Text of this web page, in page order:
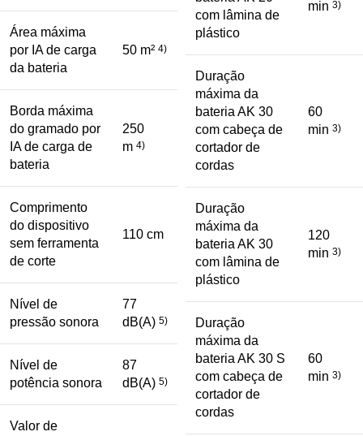
Área máxima
por IA de carga
da bateria
50 m² 4)
Borda máxima
do gramado por
IA de carga de
bateria
250
m 4)
Comprimento
do dispositivo
sem ferramenta
de corte
110 cm
Nível de
pressão sonora
77
dB(A) 5)
Nível de
potência sonora
87
dB(A) 5)
Valor de
com lâmina de
plástico
min 3)
Duração
máxima da
bateria AK 30
com cabeça de
cortador de
cordas
60
min 3)
Duração
máxima da
bateria AK 30
com lâmina de
plástico
120
min 3)
Duração
máxima da
bateria AK 30 S
com cabeça de
cortador de
cordas
60
min 3)